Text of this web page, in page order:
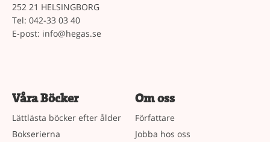
252 21 HELSINGBORG
Tel: 042-33 03 40
E-post: info@hegas.se
Våra Böcker
Lättlästa böcker efter ålder
Bokserierna
Om oss
Författare
Jobba hos oss